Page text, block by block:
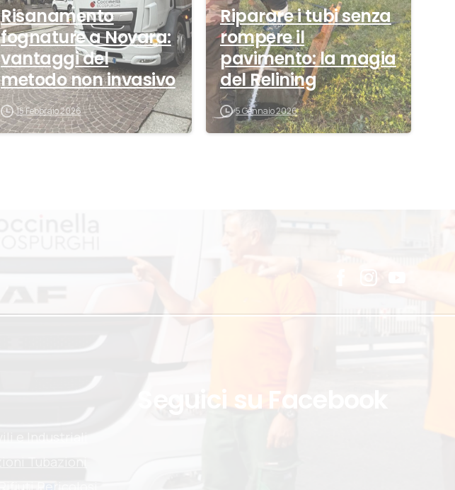
Risanamento
fognature a Novara:
vantaggi del
metodo non invasivo
15 Febbraio 2026
Riparare i tubi senza
rompere il
pavimento: la magia
del Relining
5 Gennaio 2026
Seguici su Facebook